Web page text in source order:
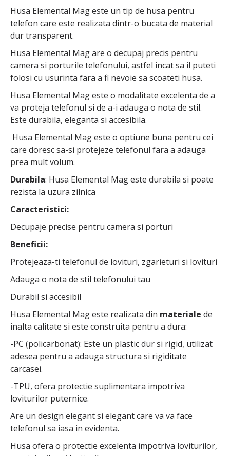
Husa Elemental Mag este un tip de husa pentru
telefon care este realizata dintr-o bucata de material
dur transparent.
Husa Elemental Mag are o decupaj precis pentru
camera si porturile telefonului, astfel incat sa il puteti
folosi cu usurinta fara a fi nevoie sa scoateti husa.
Husa Elemental Mag este o modalitate excelenta de a
va proteja telefonul si de a-i adauga o nota de stil.
Este durabila, eleganta si accesibila.
Husa Elemental Mag este o optiune buna pentru cei
care doresc sa-si protejeze telefonul fara a adauga
prea mult volum.
Durabila: Husa Elemental Mag este durabila si poate
rezista la uzura zilnica
Caracteristici:
Decupaje precise pentru camera si porturi
Beneficii:
Protejeaza-ti telefonul de lovituri, zgarieturi si lovituri
Adauga o nota de stil telefonului tau
Durabil si accesibil
Husa Elemental Mag este realizata din materiale de
inalta calitate si este construita pentru a dura:
-PC (policarbonat): Este un plastic dur si rigid, utilizat
adesea pentru a adauga structura si rigiditate
carcasei.
-TPU, ofera protectie suplimentara impotriva
loviturilor puternice.
Are un design elegant si elegant care va va face
telefonul sa iasa in evidenta.
Husa ofera o protectie excelenta impotriva loviturilor,